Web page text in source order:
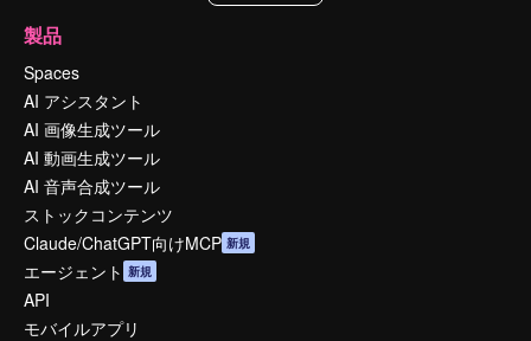
製品
Spaces
AI アシスタント
AI 画像生成ツール
AI 動画生成ツール
AI 音声合成ツール
ストックコンテンツ
Claude/ChatGPT向けMCP 新規
エージェント 新規
API
モバイルアプリ